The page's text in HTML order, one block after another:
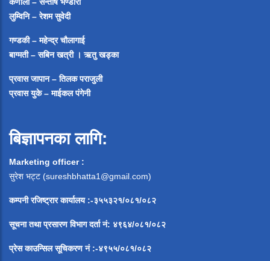
लुम्विनि – रेशम सुवेदी
गण्डकी – महेन्द्र चौलागाई
बाग्मती – सबिन खत्री ।ऋतु खड्का
प्रवास जापान – तिलक पराजुली
प्रवास युके – माईकल पंगेनी
बिज्ञापनका लागि:
Marketing officer :
सुरेश भट्ट (sureshbhatta1@gmail.com)
कम्पनी रजिष्ट्रार कार्यालय :-३५५३२१/०८१/०८२
सूचना तथा प्रसारण विभाग दर्ता नं: ४९६४/०८१/०८२
प्रेस काउन्सिल सूचिकरण नं:-४९५५/०८१/०८२